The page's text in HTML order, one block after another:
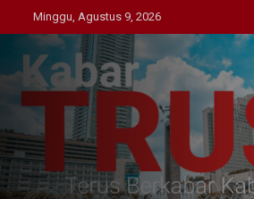
to
content
Minggu, Agustus 9, 2026